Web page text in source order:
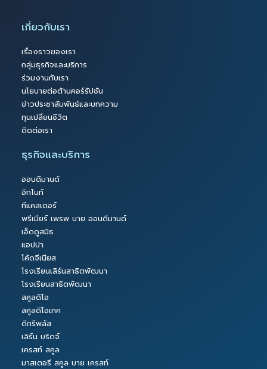
เกี่ยวกับเรา
เรื่องราวของเรา
กลุ่มธุรกิจและบริการ
ร่วมงานกับเรา
นโยบายต่อต้านคอร์รัปชัน
ข่าวประชาสัมพันธ์และบทความ
ทุนเปลี่ยนชีวิต
ติดต่อเรา
ธุรกิจและบริการ
ออนดีมานด์
อิกไนท์
ทีแคสเตอร์
พรีเมียร์ เพรพ บาย ออนดีมานด์
เอ็ดดูสมิธ
แอปปา
โค้ดจีเนียส
โรงเรียนเลิร์นสาธิตพัฒนา
โรงเรียนสาธิตพัฒนา
สคูลดิโอ
สคูลดิโอเทค
ดีกรีพลัส
เลิร์น บริดจ์
เครสท์ สคูล
มาสเตอรี สคูล บาย เครสท์